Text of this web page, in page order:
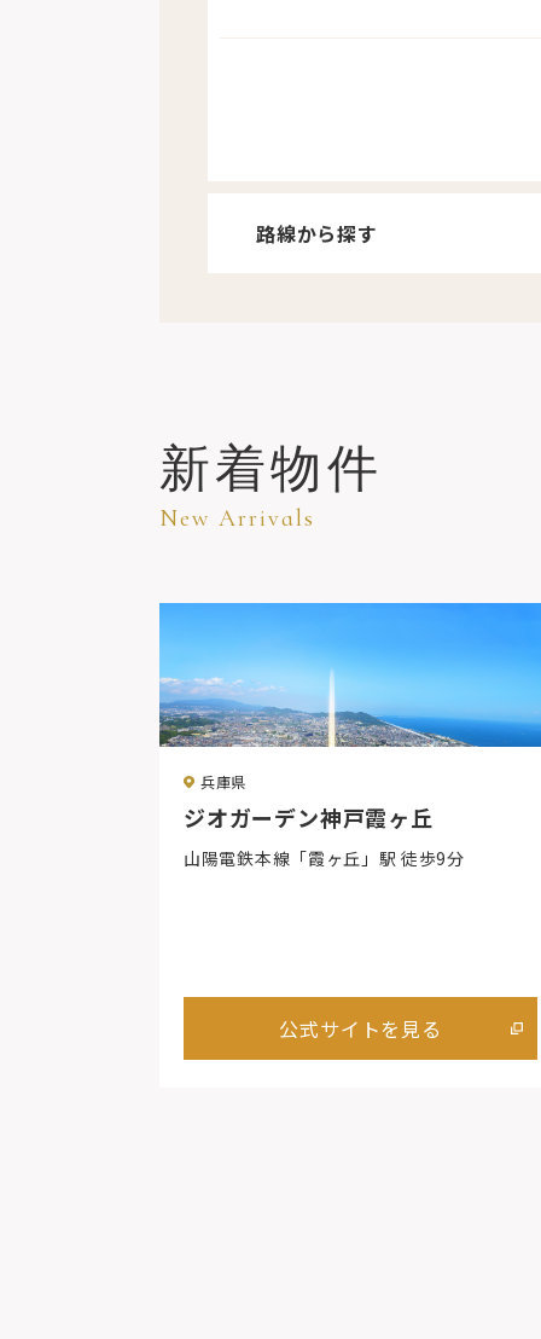
路線から探す
路線から探す
新着物件
New Arrivals
兵庫県
ジオガーデン神戸霞ヶ丘
山陽電鉄本線「霞ヶ丘」駅 徒歩9分
公式サイトを見る